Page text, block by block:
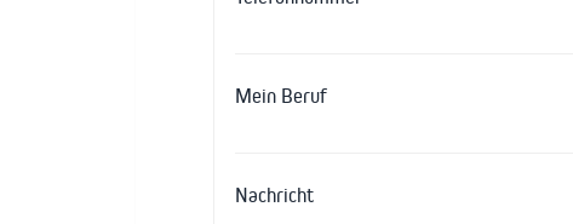
Mein Beruf
Nachricht